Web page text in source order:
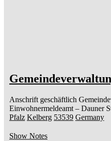
Anschrift geschäftlich
Einwohnermeldeamt – Dauner
Pfalz Kelberg 53539 Germany
Show Notes